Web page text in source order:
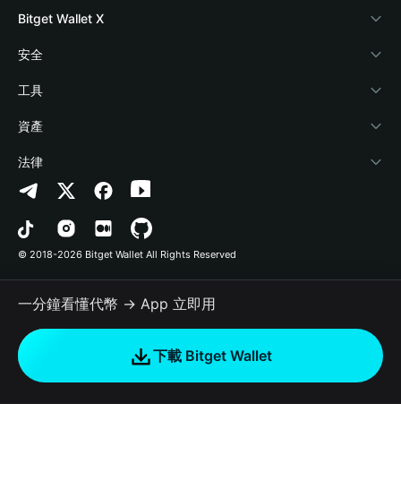
部落格
學院
加密資訊
幫助中心
‌聯繫我們
品牌資源
工作機會
Crypto Card
Stablecoin Earn
Payfi Crypto
Crypto Swap API
Altcoin Season Index
Prediction Markets
DApp
RWA
如何購買加密貨幣
Bitget Wallet X
開發者文件
連接錢包
Bitget Wallet Pay
合作上架
安全
風險保障基金
安全防護技術
工具
快捷買幣
授權檢測
合約檢測
批次轉帳
資產
Arbitrum
Avalanche
Bitcoin
Polygon
法律
隱私協議
用戶使用協議
© 2018-2026 Bitget Wallet All Rights Reserved
一分鐘看懂代幣 → App 立即用
下載 Bitget Wallet